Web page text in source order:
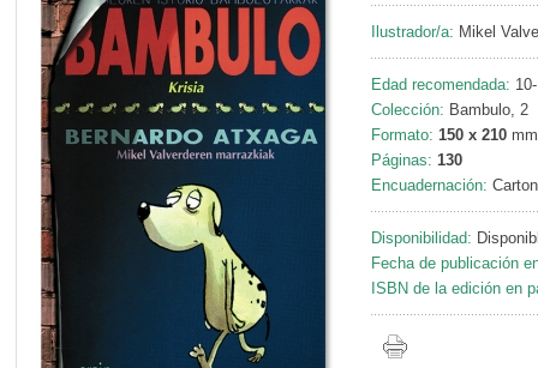
Ilustrador/a: Mikel
Edad recomendada:
Colección: Bambulo, 2
Formato: 150 x 210 mm
Páginas: 130
Encuadernación:
Disponibilidad:
Fecha de publicación
ISBN de la edición en